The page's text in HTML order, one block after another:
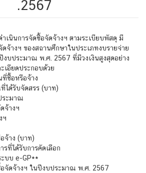
.2567
ำเนินการจัดซื้อจัดจ้างฯ ตามระเบียบพัสดุ มี
ดจ้างฯ ของสถานศึกษาในประเภทงบรายจ่าย
งบประมาณ พ.ศ. 2567 ที่มีวงเงินสูงสุดอย่าง
เอียดประกอบด้วย
ที่ซื้อหรือจ้าง
ได้รับจัดสรร (บาท)
ระมาณ
จ้างฯ
ฯ
จ้าง (บาท)
รที่ได้รับการคัดเลือก
ะบบ e-GP**
จัดจ้างฯ ในปีงบประมาณ พ.ศ. 2567